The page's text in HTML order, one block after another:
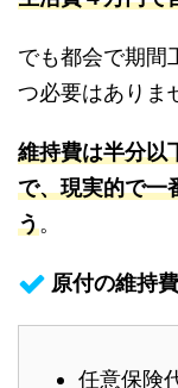
でも都会で期間
つ必要はありま
維持費は半分以
で、現実的で一
う。
原付の維持
任意保険